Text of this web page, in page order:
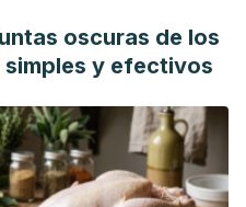
oscuras de los
simples y efectivos